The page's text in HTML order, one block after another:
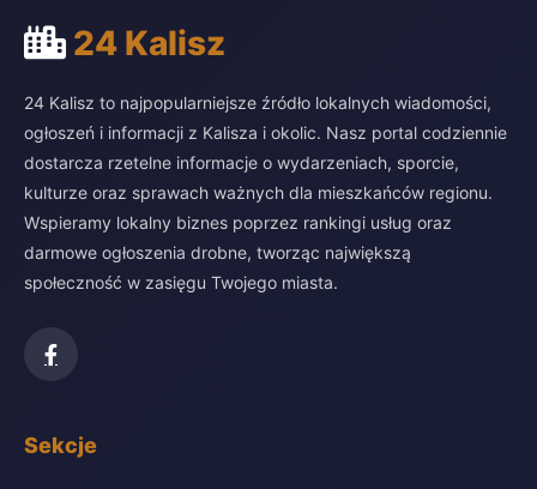
24 Kalisz
24 Kalisz to najpopularniejsze źródło lokalnych wiadomości,
ogłoszeń i informacji z Kalisza i okolic. Nasz portal codziennie
dostarcza rzetelne informacje o wydarzeniach, sporcie,
kulturze oraz sprawach ważnych dla mieszkańców regionu.
Wspieramy lokalny biznes poprzez rankingi usług oraz
darmowe ogłoszenia drobne, tworząc największą
społeczność w zasięgu Twojego miasta.
Sekcje